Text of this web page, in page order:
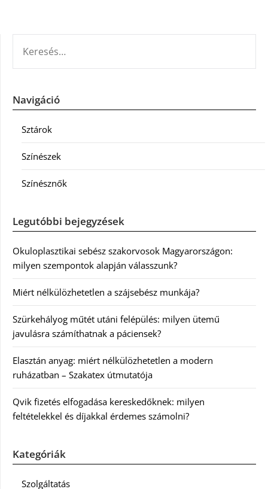
Navigáció
Sztárok
Színészek
Színésznők
Legutóbbi bejegyzések
Okuloplasztikai sebész szakorvosok Magyarországon:
milyen szempontok alapján válasszunk?
Miért nélkülözhetetlen a szájsebész munkája?
Szürkehályog műtét utáni felépülés: milyen ütemű
javulásra számíthatnak a páciensek?
Elasztán anyag: miért nélkülözhetetlen a modern
ruházatban – Szakatex útmutatója
Qvik fizetés elfogadása kereskedőknek: milyen
feltételekkel és díjakkal érdemes számolni?
Kategóriák
Szolgáltatás